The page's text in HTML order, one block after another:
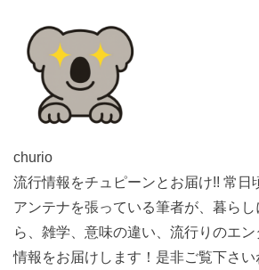
churio
流行情報をチュピーンとお届け!! 常日
アンテナを張っている筆者が、暮ら
ら、雑学、意味の違い、流行りのエ
情報をお届けします！是非ご覧下さい